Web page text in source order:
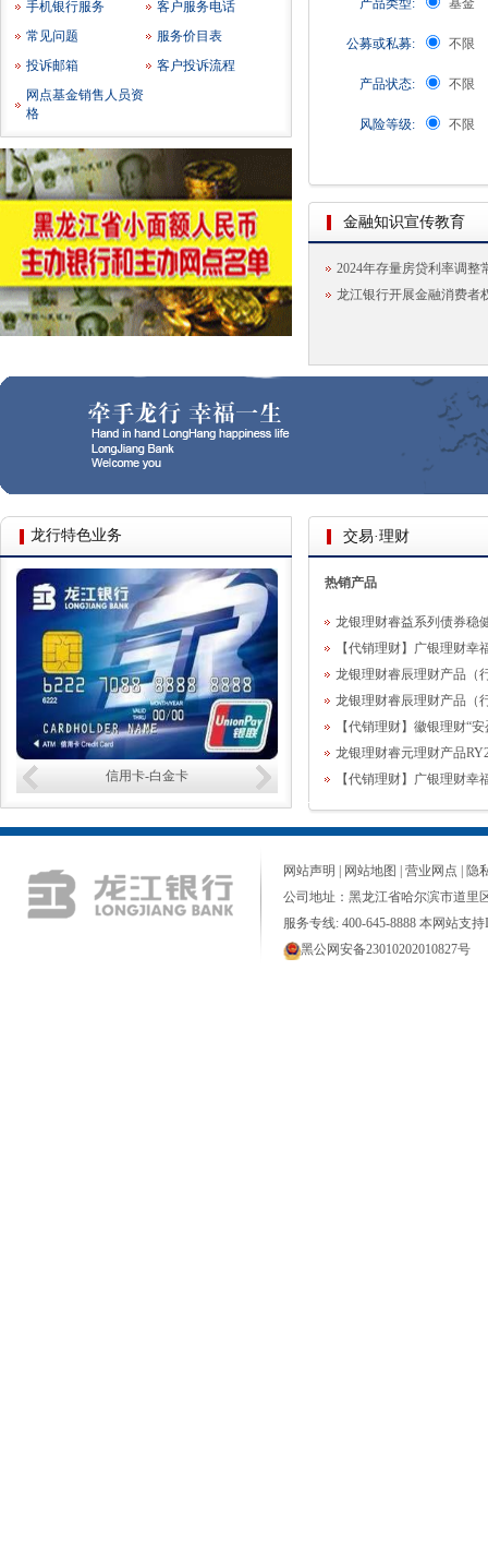
手机银行服务
客户服务电话
常见问题
服务价目表
投诉邮箱
客户投诉流程
网点基金销售人员资
格
产品类型: 基金
公募或私募: 不限
产品状态: 不限
风险等级: 不限
金融知识宣传教育
2024年存量房贷利率调整
龙江银行开展金融消费
龙行特色业务
金卡 信用卡-标准卡
交易·理财
热销产品
龙银理财睿益系列债券稳
【代销理财】广银理财
龙银理财睿辰理财产品（
龙银理财睿辰理财产品（
【代销理财】徽银理财“
龙银理财睿元理财产品
【代销理财】广银理财
网站声明 网站地图 营业网点
隐
公司地址：黑龙江省哈尔滨市道里
服务专线: 400-645-8888 本网站支持
黑公网安备23010202010827号